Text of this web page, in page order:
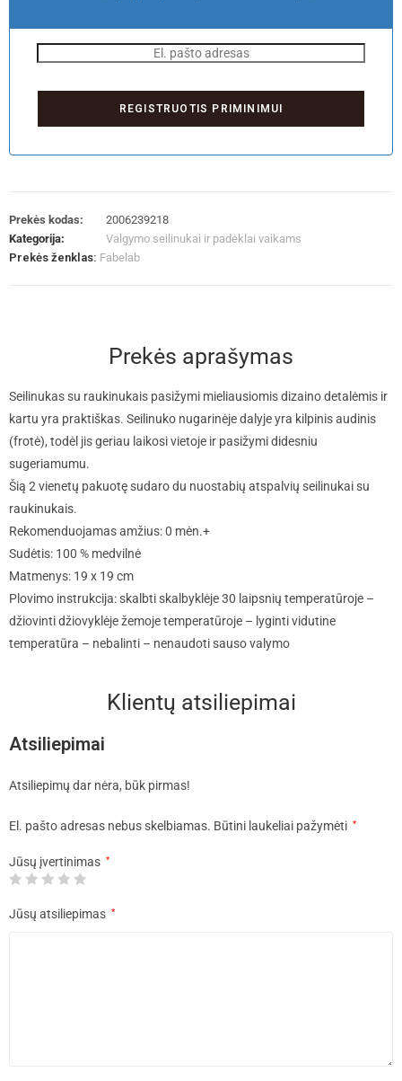
Prekės kodas:
2006239218
Kategorija:
Valgymo seilinukai ir padėklai vaikams
Prekės ženklas: Fabelab
Prekės aprašymas
Seilinukas su raukinukais pasižymi mieliausiomis dizaino detalėmis ir
kartu yra praktiškas. Seilinuko nugarinėje dalyje yra kilpinis audinis
(frotė), todėl jis geriau laikosi vietoje ir pasižymi didesniu
sugeriamumu.
Šią 2 vienetų pakuotę sudaro du nuostabių atspalvių seilinukai su
raukinukais.
Rekomenduojamas amžius: 0 mėn.+
Sudėtis: 100 % medvilnė
Matmenys: 19 x 19 cm
Plovimo instrukcija: skalbti skalbyklėje 30 laipsnių temperatūroje –
džiovinti džiovyklėje žemoje temperatūroje – lyginti vidutine
temperatūra – nebalinti – nenaudoti sauso valymo
Klientų atsiliepimai
Atsiliepimai
Atsiliepimų dar nėra, būk pirmas!
El. pašto adresas nebus skelbiamas. Būtini laukeliai pažymėti *
Jūsų įvertinimas *
Jūsų atsiliepimas *